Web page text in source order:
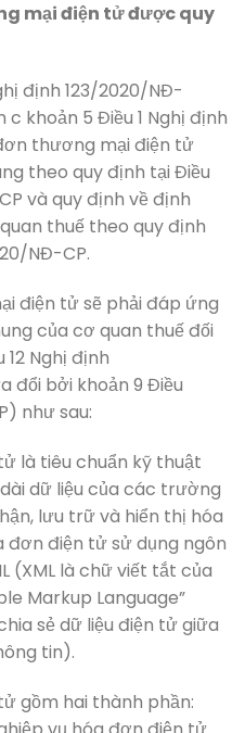
mại điện tử được quy
định 123/2020/NĐ-
khoản 5 Điều 1 Nghị định
thương mại điện tử
theo quy định tại Điều
và quy định về định
thuế theo quy định
NĐ-CP.
điện tử sẽ phải đáp ứng
của cơ quan thuế đối
Nghị định
đổi bởi khoản 9 Điều
như sau:
là tiêu chuẩn kỹ thuật
dữ liệu của các trường
lưu trữ và hiển thị hóa
điện tử sử dụng ngôn
(XML là chữ viết tắt của
Markup Language”
sẻ dữ liệu điện tử giữa
tin).
gồm hai thành phần: